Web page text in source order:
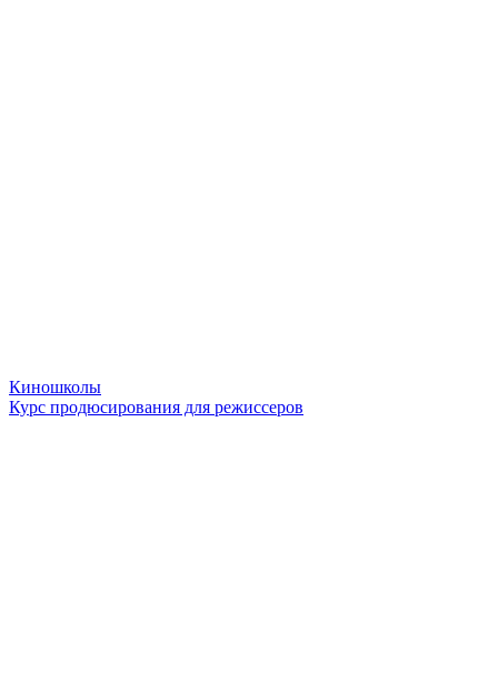
Киношколы
Курс продюсирования для режиссеров